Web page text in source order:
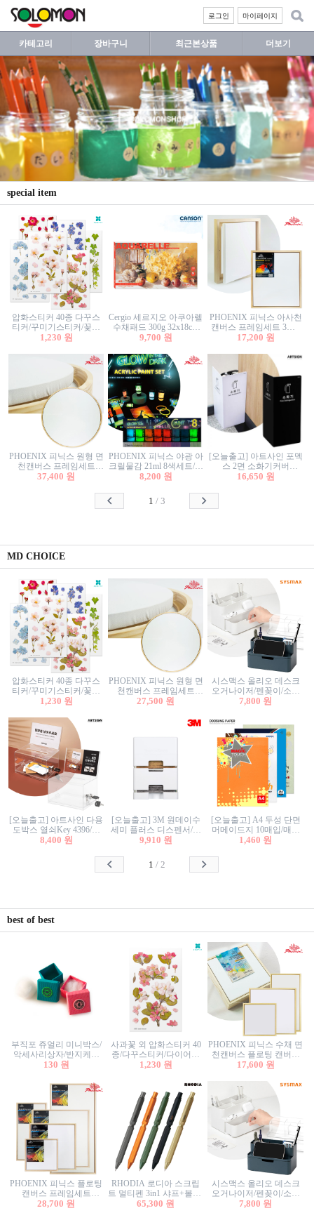
마이페이지
로그인
카테고리 장바구니 최근본상품 더보기
special item
압화스티커 40종 다꾸스
티커/꾸미기스티커/꽃스
티커/압화꽃책갈피/팬시
1,230 원
Cergio 세르지오 아쿠아렐
수채패드 300g 32x18cm
12매 1면제본
9,700 원
PHOENIX 피닉스 아사천
캔버스 프레임세트 3호F
27.3x22cm 캔버스와 올림
17,200 원
PHOENIX 피닉스 원형 면
천캔버스 프레임세트
40cm/원형캔버스/플로팅
37,400 원
PHOENIX 피닉스 야광 아
크릴물감 21ml 8색세트/야
광물감
8,200 원
[오늘출고] 아트사인 포멕
스 2면 소화기커버
1470/1471/소화기커버/소
함/소화기거치대/소화기
16,650 원
1 / 3
MD CHOICE
압화스티커 40종 다꾸스
티커/꾸미기스티커/꽃스
티커/압화꽃책갈피/팬시
1,230 원
PHOENIX 피닉스 원형 면
천캔버스 프레임세트
30cm/원형캔버스/플로팅
27,500 원
시스맥스 올리오 데스크
오거나이저/펜꽂이/소품
꽂이/소품함/정리함/수납
7,800 원
[오늘출고] 아트사인 다용
도박스 열쇠Key 4396/투
표함/건의함/모금함/응모
8,400 원
[오늘출고] 3M 원데이수
세미 플러스 디스펜서/소
프트수세미5매+강력수세
9,910 원
[오늘출고] A4 두성 단면
머메이드지 10매입/매직
터치/색지/색상지/색복사
칼라색지/고급복사지
1,460 원
1 / 2
best of best
부직포 쥬얼리 미니박스/
악세사리상자/반지케이
스/반지상자/귀걸이상자/
130 원
사과꽃 외 압화스티커 40
종/다꾸스티커/다이어리
꾸미기/꽃스티커/자연물
1,230 원
PHOENIX 피닉스 수채 면
천캔버스 플로팅 캔버스
프레임세트 30x30cm/액자
17,600 원
PHOENIX 피닉스 플로팅
캔버스 프레임세트
50x50cm/액자캔버스/인테
28,700 원
RHODIA 로디아 스크립
트 멀티펜 3in1 샤프+볼펜/
무광택 알루미늄 육각배
65,300 원
시스맥스 올리오 데스크
오거나이저/펜꽂이/소품
꽂이/소품함/정리함/수납
7,800 원